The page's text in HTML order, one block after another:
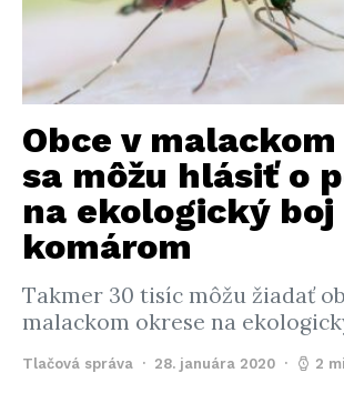
Obce v
sa môžu hlásiť o
na ekologický
komárom
Takmer 30 tisíc môžu žiadať
malackom okrese na
Tlačová správa 28. januára 2020 2